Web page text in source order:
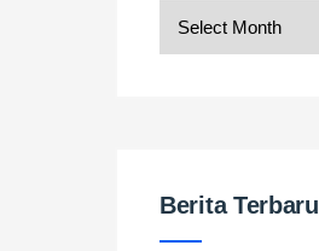
Berita Terbaru